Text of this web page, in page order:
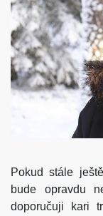
Pokud stále
bude opravdu
doporučuji kari